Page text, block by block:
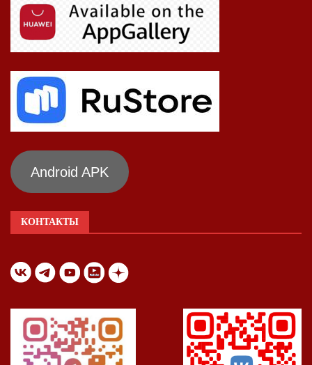
Android APK
КОНТАКТЫ